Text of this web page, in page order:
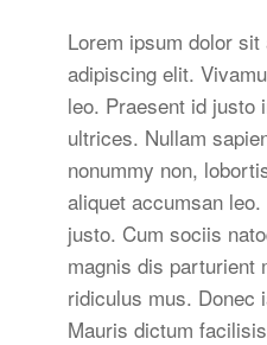
Lorem ipsum dolor
adipiscing elit.
leo. Praesent id justo
ultrices. Nullam
nonummy non,
aliquet accumsan
justo. Cum sociis
magnis dis parturient
ridiculus mus. Donec
Mauris dictum